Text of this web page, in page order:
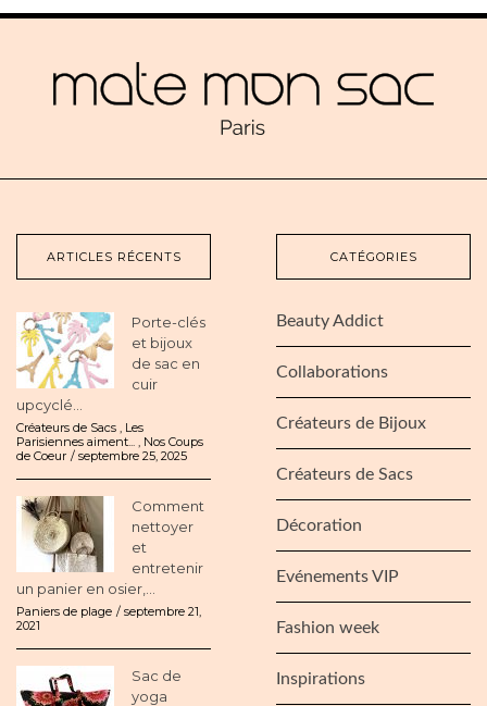
ARTICLES RÉCENTS
Porte-clés
et bijoux
de sac en
cuir
upcyclé...
Créateurs de Sacs
Les
Parisiennes aiment...
Nos Coups
de Coeur
septembre 25, 2025
Comment
nettoyer
et
entretenir
un panier en osier,...
Paniers de plage
septembre 21,
2021
Sac de
yoga
CATÉGORIES
Beauty Addict
Collaborations
Créateurs de Bijoux
Créateurs de Sacs
Décoration
Evénements VIP
Fashion week
Inspirations